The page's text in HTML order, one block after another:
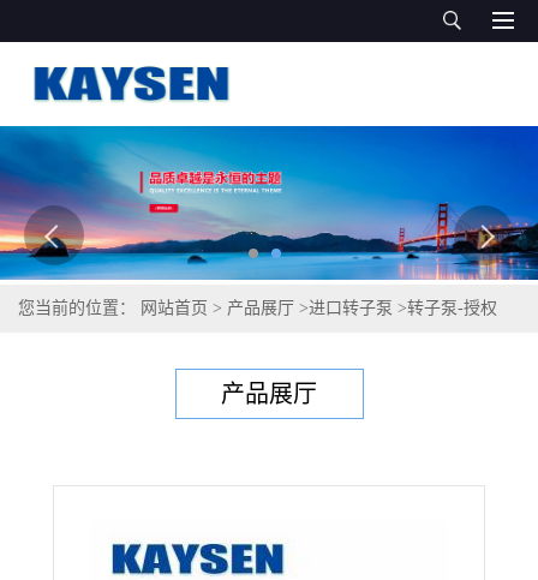
您当前的位置： 网站首页 > 产品展厅 >进口转子泵 >转子泵-授权
产品展厅